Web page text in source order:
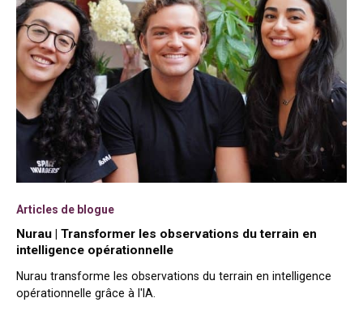
Articles de blogue
Nurau | Transformer les observations du terrain en
intelligence opérationnelle
Nurau transforme les observations du terrain en intelligence
opérationnelle grâce à l'IA.